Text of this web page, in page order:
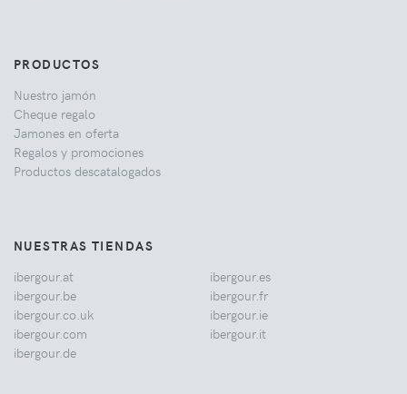
PRODUCTOS
Nuestro jamón
Cheque regalo
Jamones en oferta
Regalos y promociones
Productos descatalogados
NUESTRAS TIENDAS
ibergour.at
ibergour.be
ibergour.co.uk
ibergour.com
ibergour.de
ibergour.es
ibergour.fr
ibergour.ie
ibergour.it